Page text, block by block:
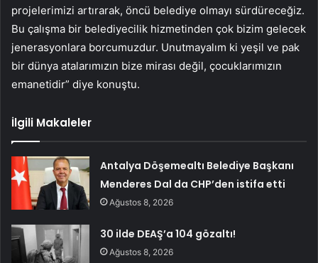
projelerimizi artırarak, öncü belediye olmayı sürdüreceğiz.
Bu çalışma bir belediyecilik hizmetinden çok bizim gelecek
jenerasyonlara borcumuzdur. Unutmayalım ki yeşil ve pak
bir dünya atalarımızın bize mirası değil, çocuklarımızın
emanetidir” diye konuştu.
İlgili Makaleler
Antalya Döşemealtı Belediye Başkanı
Menderes Dal da CHP’den istifa etti
Ağustos 8, 2026
30 ilde DEAŞ’a 104 gözaltı!
Ağustos 8, 2026